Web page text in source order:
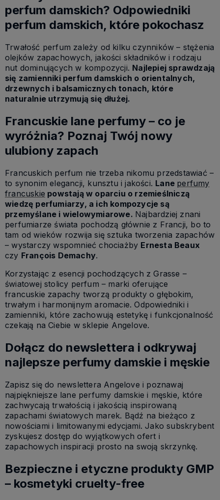
perfum damskich? Odpowiedniki
perfum damskich, które pokochasz
Trwałość perfum zależy od kilku czynników – stężenia
olejków zapachowych, jakości składników i rodzaju
nut dominujących w kompozycji. Najlepiej sprawdzają
się zamienniki perfum damskich o orientalnych,
drzewnych i balsamicznych tonach, które
naturalnie utrzymują się dłużej.
Francuskie lane perfumy – co je
wyróżnia? Poznaj Twój nowy
ulubiony zapach
Francuskich perfum nie trzeba nikomu przedstawiać –
to synonim elegancji, kunsztu i jakości. Lane perfumy
francuskie powstają w oparciu o rzemieślniczą
wiedzę perfumiarzy, a ich kompozycje są
przemyślane i wielowymiarowe. Najbardziej znani
perfumiarze świata pochodzą głównie z Francji, bo to
tam od wieków rozwija się sztuka tworzenia zapachów
– wystarczy wspomnieć chociażby Ernesta Beaux
czy François Demachy.
Korzystając z esencji pochodzących z Grasse –
światowej stolicy perfum – marki oferujące
francuskie zapachy tworzą produkty o głębokim,
trwałym i harmonijnym aromacie. Odpowiedniki i
zamienniki, które zachowują estetykę i funkcjonalność
czekają na Ciebie w sklepie Angelove.
Dołącz do newslettera i odkrywaj
najlepsze perfumy damskie i męskie
Zapisz się do newslettera Angelove i poznawaj
najpiękniejsze lane perfumy damskie i męskie, które
zachwycają trwałością i jakością inspirowaną
zapachami światowych marek. Bądź na bieżąco z
nowościami i limitowanymi edycjami. Jako subskrybent
zyskujesz dostęp do wyjątkowych ofert i
zapachowych inspiracji prosto na swoją skrzynkę.
Bezpieczne i etyczne produkty GMP
– kosmetyki cruelty-free